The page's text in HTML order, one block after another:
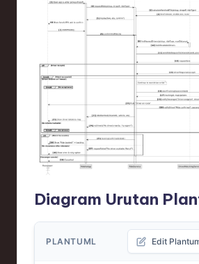
Diagram Urutan
PLANTUML Edit